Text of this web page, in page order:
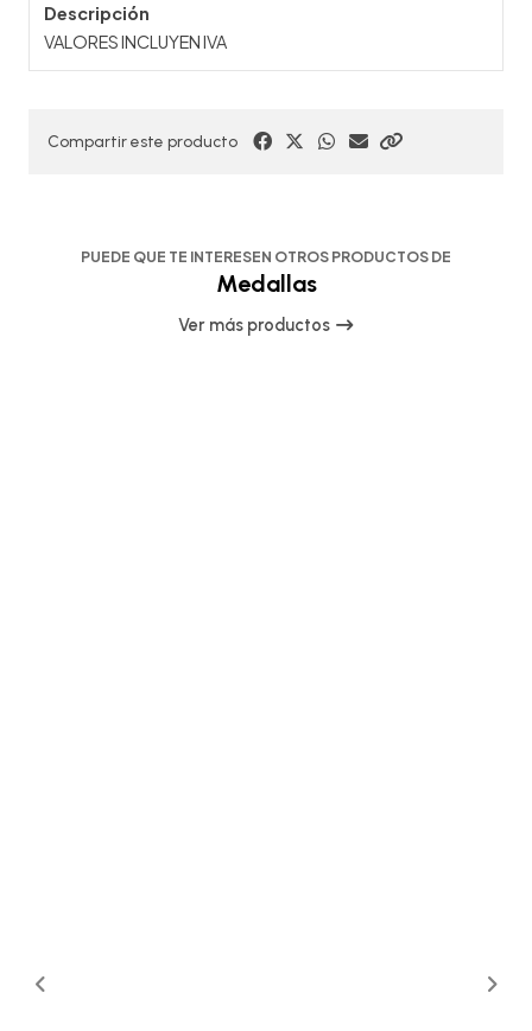
Descripción
VALORES INCLUYEN IVA
Compartir este producto
PUEDE QUE TE INTERESEN OTROS PRODUCTOS DE
Medallas
Ver más productos